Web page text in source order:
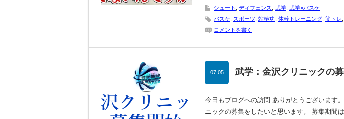
シュート ディフェンス 武学 武学×バスケ
バスケ
スポーツ 站椿功 体幹トレーニング 筋トレ
コメントを書く
武学：金沢クリニックの
07.05
今日もブログへの訪問 ありがとうございます
ニックの募集をしたいと思います。 募集期間